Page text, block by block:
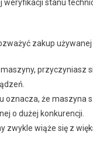
stanu
zakup
przyczyniasz
oznacza, że maszyna
o dużej konkurencji.
zwykle wiąże się z